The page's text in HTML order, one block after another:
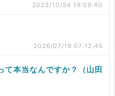
2023/10/24 19:09:40
2026/07/18 07:12:45
て本当なんですか？（山田